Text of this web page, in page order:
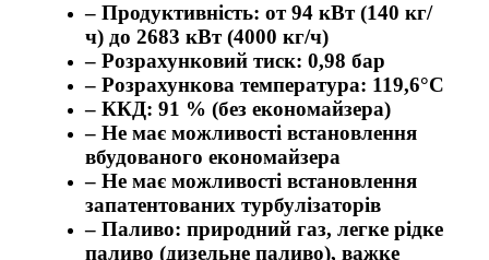
– Продуктивність: от 94 кВт (140 кг/
ч) до 2683 кВт (4000 кг/ч)
– Розрахунковий тиск: 0,98 бар
– Розрахункова температура: 119,6°C
– ККД: 91 % (без економайзера)
– Не має можливості встановлення
вбудованого економайзера
– Не має можливості встановлення
запатентованих турбулізаторів
– Паливо: природний газ, легке рідке
паливо (дизельне паливо), важке